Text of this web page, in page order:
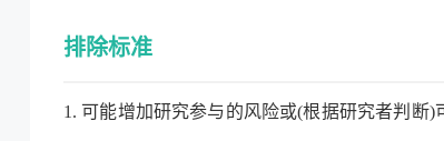
排除标准
1. 可能增加研究参与的风险或(根据研究者判断